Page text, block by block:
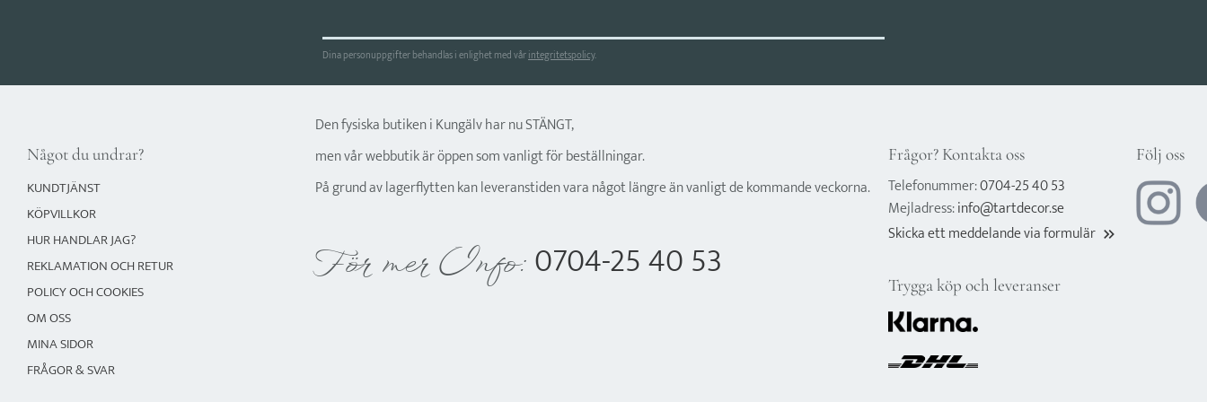
Dina personuppgifter behandlas i enlighet med vårintegritetspolicy.
Något du undrar?
KUNDTJÄNST
KÖPVILLKOR
HUR HANDLAR JAG?
REKLAMATION OCH RETUR
POLICY OCH COOKIES
OM OSS
MINA SIDOR
FRÅGOR & SVAR
Den fysiska butiken i Kungälv har nu STÄNGT,
men vår webbutik är öppen som vanligt för beställningar.
På grund av lagerflytten kan leveranstiden vara något längre än vanligt de kommande veckorna.
För mer Info: 0704-25 40 53
Frågor? Kontakta oss
Telefonummer:0704-25 40 53
Mejladress:info@tartdecor.se
Skicka ett meddelande via formulär keyboard_double_arrow_right
Trygga köp och leveranser
Följ oss